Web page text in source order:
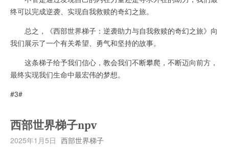
终可以完成逆袭、实现自我救赎的奇幻之旅。
总之，《西部世界梯子：逆袭助力与自我救赎的奇幻之旅》向
我们展示了一个有关希望、勇气和坚持的故事。
这条梯子给予我们信心，教会我们不断攀爬，不断迈向前方，
最终实现我们生命中最宏伟的梦想。
#3#
西部世界梯子npv
2025年1月5日 西部世界梯子